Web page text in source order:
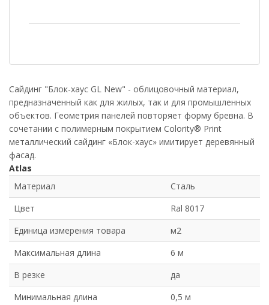
Сайдинг "Блок-хаус GL New" - облицовочный материал,
предназначенный как для жилых, так и для промышленных
объектов. Геометрия панелей повторяет форму бревна. В
сочетании с полимерным покрытием Colority® Print
металлический сайдинг «Блок-хаус» имитирует деревянный
фасад.
Atlas
Материал
Сталь
Цвет
Ral 8017
Единица измерения товара
м2
Максимальная длина
6 м
В резке
да
Минимальная длина
0,5 м